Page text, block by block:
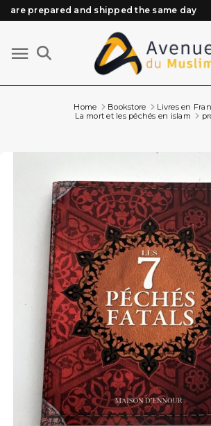
are prepared and shipped the same day
Free delivery from 89€ purchase*
Orders placed before 3 PM (Mon to Fri)
Home Bookstore
Livres en
La mort et les péchés en islam